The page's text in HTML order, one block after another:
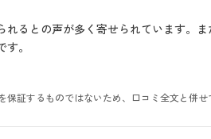
るとの声が多く寄せられています。
。
証するものではないため、口コミ全文と併せ